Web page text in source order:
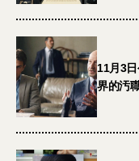
11月3
界的汚